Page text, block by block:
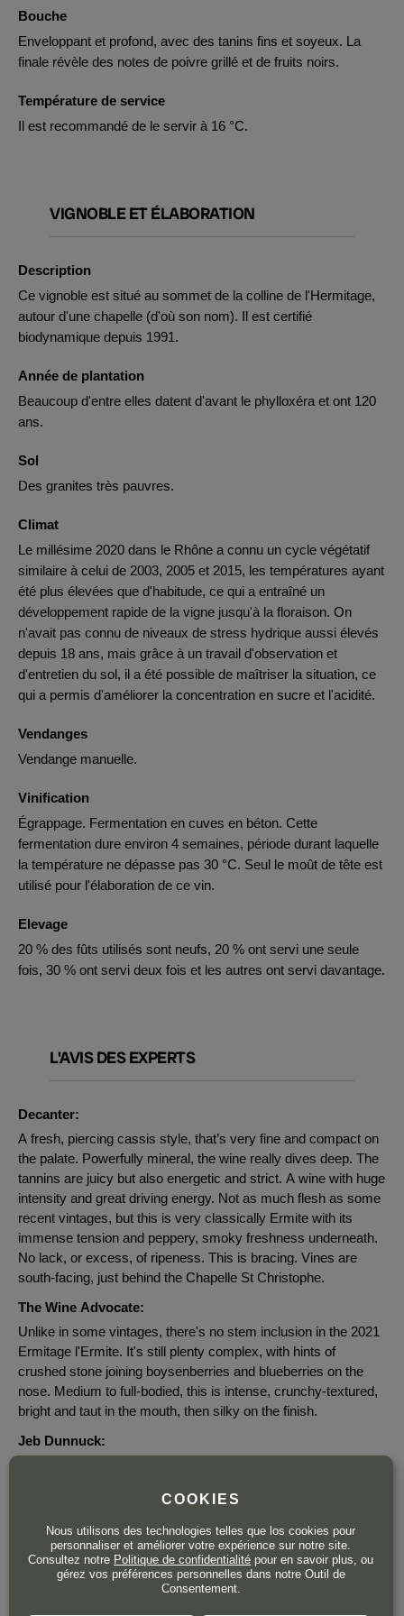
Bouche
Enveloppant et profond, avec des tanins fins et soyeux. La
finale révèle des notes de poivre grillé et de fruits noirs.
Température de service
Il est recommandé de le servir à 16 °C.
VIGNOBLE ET ÉLABORATION
Description
Ce vignoble est situé au sommet de la colline de l'Hermitage,
autour d'une chapelle (d'où son nom). Il est certifié
biodynamique depuis 1991.
Année de plantation
Beaucoup d'entre elles datent d'avant le phylloxéra et ont 120
ans.
Sol
Des granites très pauvres.
Climat
Le millésime 2020 dans le Rhône a connu un cycle végétatif
similaire à celui de 2003, 2005 et 2015, les températures ayant
été plus élevées que d'habitude, ce qui a entraîné un
développement rapide de la vigne jusqu'à la floraison. On
n'avait pas connu de niveaux de stress hydrique aussi élevés
depuis 18 ans, mais grâce à un travail d'observation et
d'entretien du sol, il a été possible de maîtriser la situation, ce
qui a permis d'améliorer la concentration en sucre et l'acidité.
Vendanges
Vendange manuelle.
Vinification
Égrappage. Fermentation en cuves en béton. Cette
fermentation dure environ 4 semaines, période durant laquelle
la température ne dépasse pas 30 °C. Seul le moût de tête est
utilisé pour l'élaboration de ce vin.
Elevage
20 % des fûts utilisés sont neufs, 20 % ont servi une seule
fois, 30 % ont servi deux fois et les autres ont servi davantage.
L'AVIS DES EXPERTS
Decanter:
A fresh, piercing cassis style, that’s very fine and compact on
the palate. Powerfully mineral, the wine really dives deep. The
tannins are juicy but also energetic and strict. A wine with huge
intensity and great driving energy. Not as much flesh as some
recent vintages, but this is very classically Ermite with its
immense tension and peppery, smoky freshness underneath.
No lack, or excess, of ripeness. This is bracing. Vines are
south-facing, just behind the Chapelle St Christophe.
The Wine Advocate:
Unlike in some vintages, there's no stem inclusion in the 2021
Ermitage l'Ermite. It's still plenty complex, with hints of
crushed stone joining boysenberries and blueberries on the
nose. Medium to full-bodied, this is intense, crunchy-textured,
bright and taut in the mouth, then silky on the finish.
Jeb Dunnuck:
comes from a later, cooler terroir of decomposed granite (and
even a touch of limestone). As with the other releases here, it
was destemmed, and this cuvée will see 18 months in 25%
new French oak. Violets, crushed stone, liquid smoke, leather,
and assorted darker, almost blue fruits emerge on the nose,
COOKIES
Nous utilisons des technologies telles que los cookies pour
personnaliser et améliorer votre expérience sur notre site.
Consultez notre Politique de confidentialité pour en savoir plus, ou
gérez vos préférences personnelles dans notre Outil de
Consentement.